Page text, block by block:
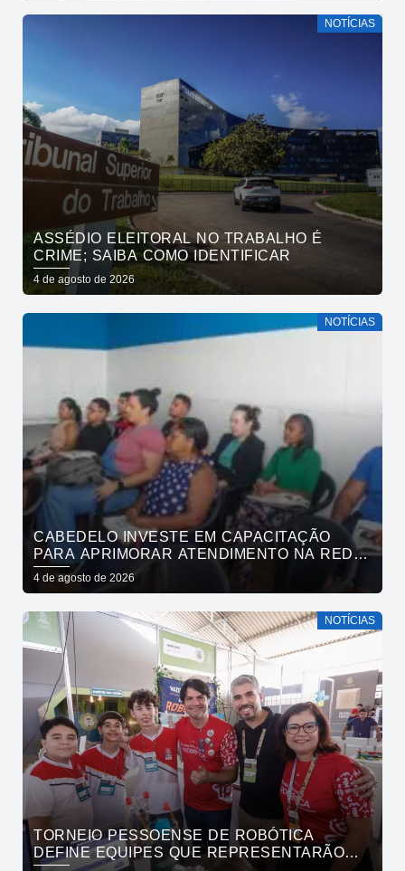
NOTÍCIAS
ASSÉDIO ELEITORAL NO TRABALHO É
CRIME; SAIBA COMO IDENTIFICAR
4 de agosto de 2026
NOTÍCIAS
CABEDELO INVESTE EM CAPACITAÇÃO
PARA APRIMORAR ATENDIMENTO NA REDE
DE BARES E RESTAURANTES
4 de agosto de 2026
NOTÍCIAS
TORNEIO PESSOENSE DE ROBÓTICA
DEFINE EQUIPES QUE REPRESENTARÃO